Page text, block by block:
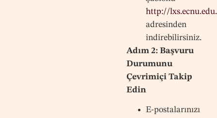
http://
adresinden
indirebilirsiniz.
Adım 2: Başvuru
Durumunu
Çevrimiçi Takip
Edin
E-postalarınızı